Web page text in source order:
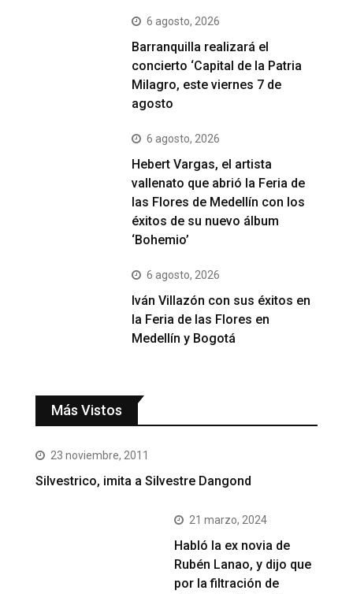
6 agosto, 2026
Barranquilla realizará el
concierto ‘Capital de la Patria
Milagro, este viernes 7 de
agosto
6 agosto, 2026
Hebert Vargas, el artista
vallenato que abrió la Feria de
las Flores de Medellín con los
éxitos de su nuevo álbum
‘Bohemio’
6 agosto, 2026
Iván Villazón con sus éxitos en
la Feria de las Flores en
Medellín y Bogotá
Más Vistos
23 noviembre, 2011
Silvestrico, imita a Silvestre Dangond
21 marzo, 2024
Habló la ex novia de
Rubén Lanao, y dijo que
por la filtración de